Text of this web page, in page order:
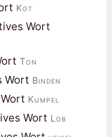
Kot
Wort
Ton
Wort Binden
Kumpel
Wort Lob